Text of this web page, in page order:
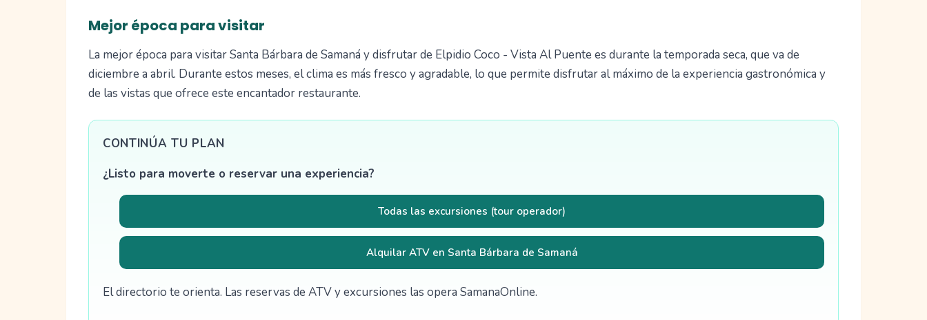
Mejor época para visitar
La mejor época para visitar Santa Bárbara de Samaná y disfrutar de Elpidio Coco - Vista Al Puente es durante la temporada seca, que va de
diciembre a abril. Durante estos meses, el clima es más fresco y agradable, lo que permite disfrutar al máximo de la experiencia gastronómica y
de las vistas que ofrece este encantador restaurante.
CONTINÚA TU PLAN
¿Listo para moverte o reservar una experiencia?
Todas las excursiones (tour operador)
Alquilar ATV en Santa Bárbara de Samaná
El directorio te orienta. Las reservas de ATV y excursiones las opera SamanaOnline.